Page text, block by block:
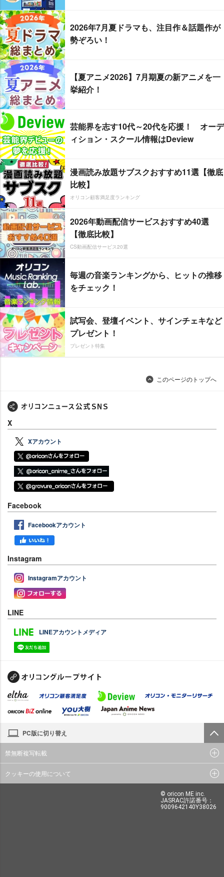
2026年7月夏ドラマも、注目作＆話題作が
勢ぞろい！
【夏アニメ2026】7月期夏の新アニメを一
挙紹介！
芸能界を志す10代～20代を応援！ オーデ
ィション・スクール情報はDeview
漫画読み放題サブスクおすすめ11選【徹底
比較】
オリコン顧客満足度ランキング
2026年動画配信サービスおすすめ40選
【徹底比較】
CS動画配信サービス20選
毎週の音楽ランキングから、ヒットの推移
をチェック！
試写会、登壇イベント、サインチェキなど
プレゼント！
プレゼント特集
このページのトップへ
X
Xアカウント
Facebook
Facebookアカウント
Instagram
Instagramアカウント
LINE
LINEアカウントメディア
PC版に切り替え
禁無断複写転載
クッキーの使用について
© oricon ME inc.
JASRAC許諾番号：
9009642140Y38026